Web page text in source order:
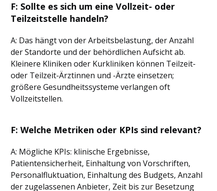
F: Sollte es sich um eine Vollzeit- oder
Teilzeitstelle handeln?
A: Das hängt von der Arbeitsbelastung, der Anzahl
der Standorte und der behördlichen Aufsicht ab.
Kleinere Kliniken oder Kurkliniken können Teilzeit-
oder Teilzeit-Ärztinnen und -Ärzte einsetzen;
größere Gesundheitssysteme verlangen oft
Vollzeitstellen.
F: Welche Metriken oder KPIs sind relevant?
A: Mögliche KPIs: klinische Ergebnisse,
Patientensicherheit, Einhaltung von Vorschriften,
Personalfluktuation, Einhaltung des Budgets, Anzahl
der zugelassenen Anbieter, Zeit bis zur Besetzung